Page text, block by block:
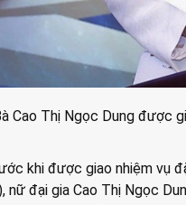
Cao Thị Ngọc Dung được
khi được giao nhiệm vụ
nữ đại gia Cao Thị Ngọc